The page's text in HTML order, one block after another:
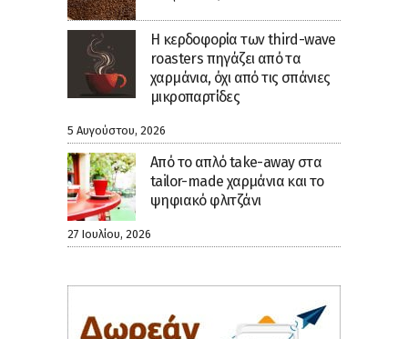
Η κερδοφορία των third-wave
roasters πηγάζει από τα
χαρμάνια, όχι από τις σπάνιες
μικροπαρτίδες
5 Αυγούστου, 2026
Από το απλό take-away στα
tailor-made χαρμάνια και το
ψηφιακό φλιτζάνι
27 Ιουλίου, 2026